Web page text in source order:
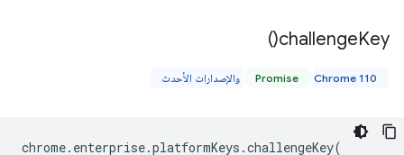
challengeKey(
)
Promise Chrome 110 والإصدارات الأحدث
chrome. enterprise.platformKeys .challengeKey(